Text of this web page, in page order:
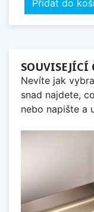
Přidat do
SOUVISEJÍCÍ
Nevíte jak
snad najdete,
nebo napište a